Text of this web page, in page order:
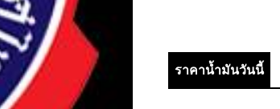
ราคาน้ำมันวันนี้